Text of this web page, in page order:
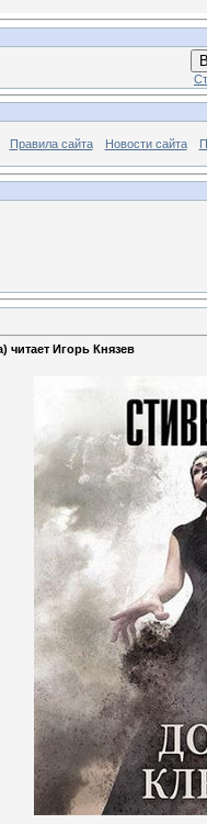
Правила сайта Новости сайта
читает Игорь Князев